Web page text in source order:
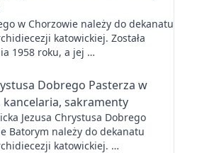
w Chorzowie należy do dekanatu
katowickiej. Została
1958 roku, a jej …
Dobrego Pasterza w
kancelaria, sakramenty
Jezusa Chrystusa Dobrego
Batorym należy do dekanatu
katowickiej. …